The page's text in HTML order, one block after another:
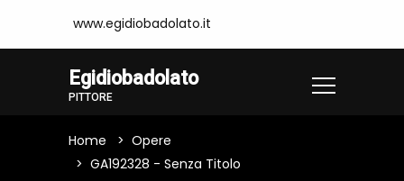
www.egidiobadolato.it
Egidiobadolato
PITTORE
Home
Opere
GA192328 - Senza Titolo